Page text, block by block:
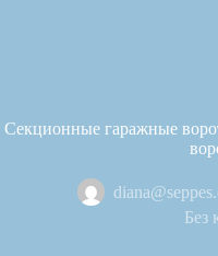
Секционные гаражные
Без